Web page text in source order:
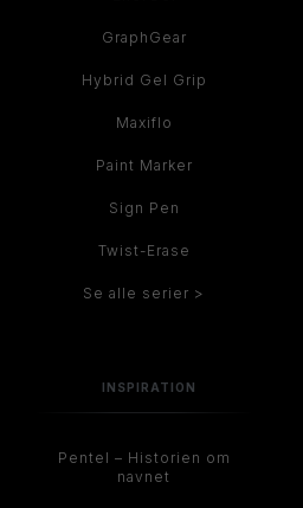
GraphGear
Hybrid Gel Grip
Maxiflo
Paint Marker
Sign Pen
Twist-Erase
Se alle serier >
INSPIRATION
Pentel – Historien om
navnet